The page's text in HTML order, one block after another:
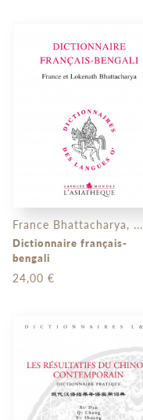
France Bhattacharya, ...
Dictionnaire français-
bengali
24,00 €